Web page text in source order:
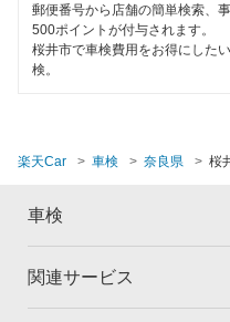
大和郡山市
大和高田市
120分以内の車検
1日車検
整備保証
1級整備士在籍
郵便番号から店舗の簡単検索、
500ポイントが付与されます。
桜井市で車検費用をお得にした
検。
楽天Car 車検 奈良県 桜
車検
トップ
関連サービス